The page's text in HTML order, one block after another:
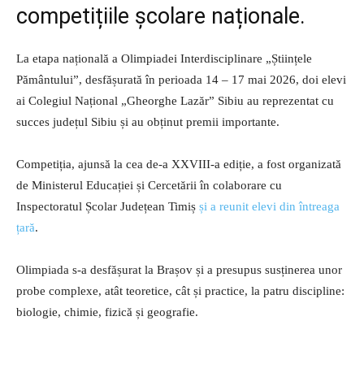
competițiile școlare naționale.
La etapa națională a Olimpiadei Interdisciplinare „Științele
Pământului”, desfășurată în perioada 14 – 17 mai 2026, doi elevi
ai Colegiul Național „Gheorghe Lazăr” Sibiu au reprezentat cu
succes județul Sibiu și au obținut premii importante.
Competiția, ajunsă la cea de-a XXVIII-a ediție, a fost organizată
de Ministerul Educației și Cercetării în colaborare cu
Inspectoratul Școlar Județean Timiș și a reunit elevi din întreaga
țară.
Olimpiada s-a desfășurat la Brașov și a presupus susținerea unor
probe complexe, atât teoretice, cât și practice, la patru discipline:
biologie, chimie, fizică și geografie.